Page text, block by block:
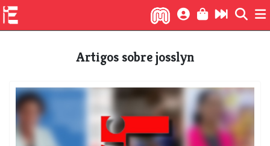
Artigos sobre josslyn